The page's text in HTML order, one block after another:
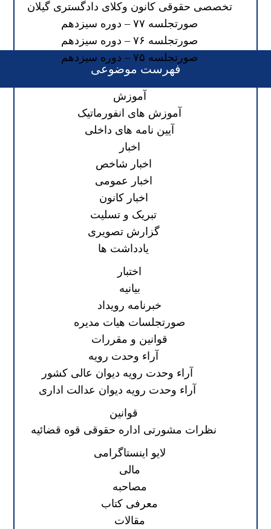
تخصصی حقوقی کانون وکلای دادگستری گیلان
صورتجلسه ۷۷ – دوره سیزدهم
صورتجلسه ۷۶ – دوره سیزدهم
صورتجلسه ۷۵ – دوره سیزدهم
فهرست موضوعی
آموزش
آموزش های انفورماتیک
آیین نامه های داخلی
اخبار
اخبار شاخص
اخبار عمومی
اخبار کانون
تبریک و تسلیت
گزارش تصویری
یادداشت ها
اختبار
بیانیه
خبرنامه رویداد
صورتجلسات هیات مدیره
قوانین و مقررات
آراء وحدت رویه
آراء وحدت رویه دیوان عالی کشور
آراء وحدت رویه دیوان عدالت اداری
قوانین
نظرات مشورتی اداره حقوقی قوه قضائیه
لایو اینستاگرامی
مالی
مصاحبه
معرفی کتاب
مقالات